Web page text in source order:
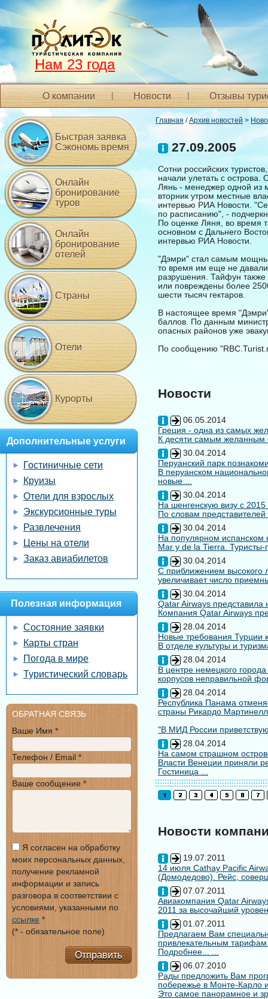
Нам 23 года
О компании Новости Отзывы
Главная /Архив новостей >
27.09.2005
Сотни российских
начали улетать с
Лянь - менеджер одной из
вторник утром местные
интервью РИА Новости.
по расписанию", -
По оценке Ляня, во время
основном с Дальнего
интервью РИА Новости.
"Дэмри" стал самым
то время им еще не
разрушения. Тайфун
или повреждены более
шести тысяч гектаров.
В настоящее время
баллов. По данным
опасных районов уже
По сообщению
Новости
06.05.2014
Греция - одна из самых
К десяти самым желанным
30.04.2014
Перуанский парк
В перуанском
новые ...
30.04.2014
На шенгенскую визу с 2015
По словам
30.04.2014
На популярном испанском
Mar y de la Tierra. Туристы-
30.04.2014
С приближением высокого
увеличивает число
30.04.2014
Qatar Airways
Компания Qatar Airways
28.04.2014
Новые требования Турции
В отделе культуры и
28.04.2014
В центре немецкого
корпусов неправильной
28.04.2014
Республика Панама
страны Рикардо
"В МИД России
28.04.2014
На самом страшном
Власти Венеции приняли
Гостиница ...
Новости
19.07.2011
14 июля Cathay Pacific
(Домодедово). Рейс,
07.07.2011
Авиакомпания Qatar
2011 за высочайший
01.07.2011
Предлагаем Вам
привлекательным
Подробнее... ...
06.07.2010
Рады предложить Вам
побережье в Монте-Карло
Это самое панорамное и
Быстрая заявка
Сэкономь время
Онлайн
бронирование
туров
Онлайн
бронирование
отелей
Страны
Отели
Курорты
Дополнительные услуги
Гостиничные сети
Круизы
Отели для взрослых
Экскурсионные туры
Развлечения
Цены на отели
Заказ авиабилетов
Полезная информация
Состояние заявки
Карты стран
Погода в мире
Туристический словарь
ОБРАТНАЯ СВЯЗЬ
Ваше Имя *
Телефон / Email *
Ваше сообщение *
Я согласен на обработку
моих персональных данных,
получение рекламной
информации и запись
разговора в соответствии с
условиями, указанными по
ссылке *
(* - обязательное поле)
Отправить